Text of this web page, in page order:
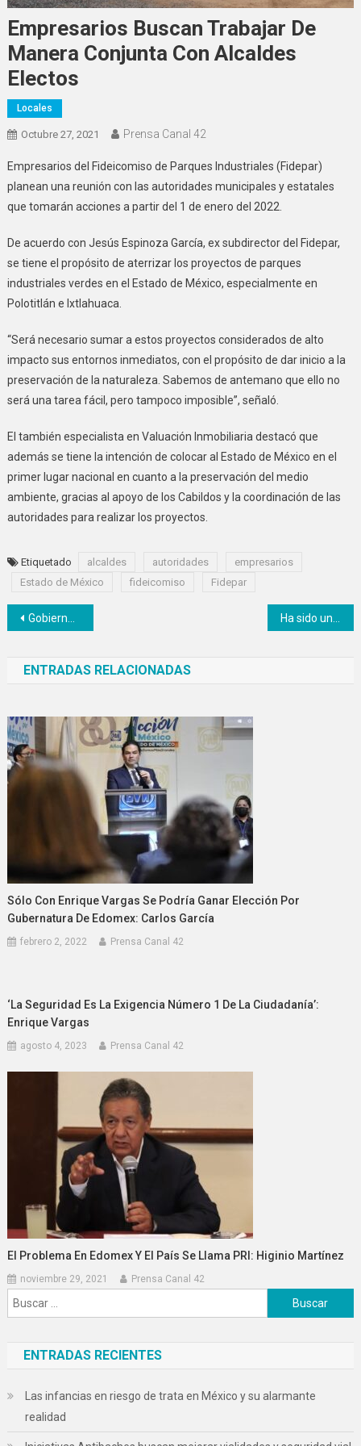
Empresarios Buscan Trabajar De
Manera Conjunta Con Alcaldes
Electos
Locales
Octubre 27, 2021 Prensa Canal 42
Empresarios del Fideicomiso de Parques Industriales (Fidepar)
planean una reunión con las autoridades municipales y estatales
que tomarán acciones a partir del 1 de enero del 2022.
De acuerdo con Jesús Espinoza García, ex subdirector del Fidepar,
se tiene el propósito de aterrizar los proyectos de parques
industriales verdes en el Estado de México, especialmente en
Polotitlán e Ixtlahuaca.
“Será necesario sumar a estos proyectos considerados de alto
impacto sus entornos inmediatos, con el propósito de dar inicio a la
preservación de la naturaleza. Sabemos de antemano que ello no
será una tarea fácil, pero tampoco imposible”, señaló.
El también especialista en Valuación Inmobiliaria destacó que
además se tiene la intención de colocar al Estado de México en el
primer lugar nacional en cuanto a la preservación del medio
ambiente, gracias al apoyo de los Cabildos y la coordinación de las
autoridades para realizar los proyectos.
Etiquetado alcaldes autoridades
empresarios
Estado de México
fideicomiso Fidepar
Navegación
entradas
Gobierno Federal busca mantener una buena comunicación con maestros de Guerrero: Delfina Gómez
ENTRADAS RELACIONADAS
Sólo Con Enrique Vargas Se Podría Ganar Elección Por
Gubernatura De Edomex: Carlos García
febrero 2, 2022 Prensa Canal 42
‘La Seguridad Es La Exigencia Número 1 De La Ciudadanía’:
Enrique Vargas
agosto 4, 2023 Prensa Canal 42
El Problema En Edomex Y El País Se Llama PRI: Higinio Martínez
noviembre 29, 2021 Prensa Canal 42
Buscar:
ENTRADAS RECIENTES
Las infancias en riesgo de trata en México y su alarmante
realidad